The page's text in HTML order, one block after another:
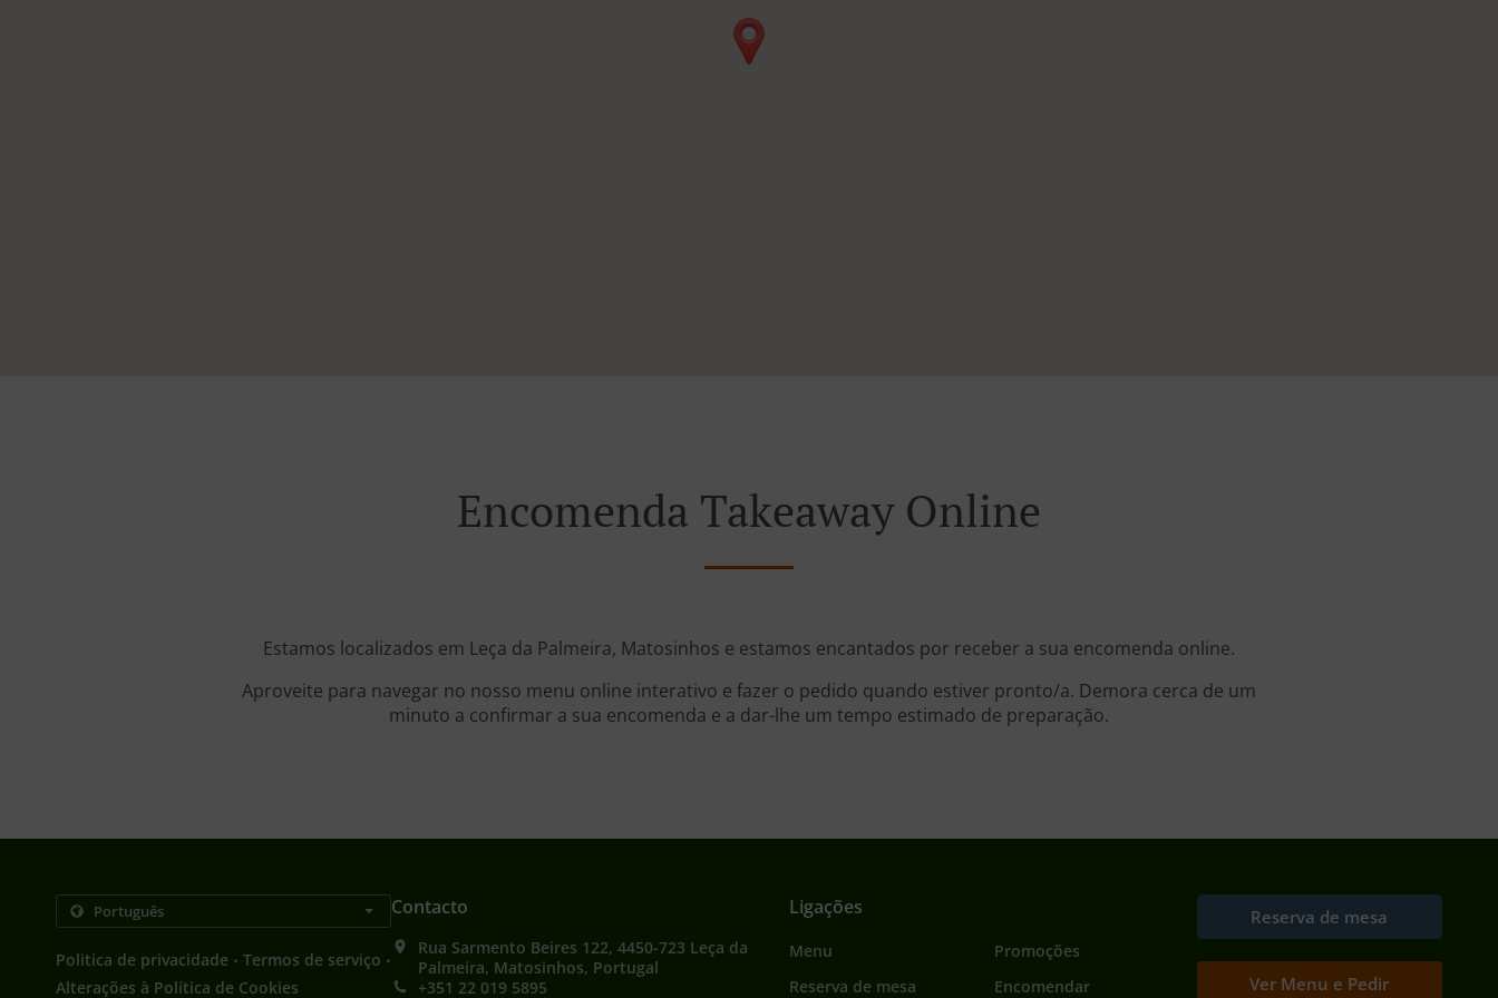
Encomenda Takeaway Online
Estamos localizados em Leça da Palmeira, Matosinhos e estamos encantados por receber a sua encomenda online.
Aproveite para navegar no nosso menu online interativo e fazer o pedido quando estiver pronto/a. Demora cerca de um
minuto a confirmar a sua encomenda e a dar-lhe um tempo estimado de preparação.
Politica de privacidade . Termos de serviço .
Alterações à Política de Cookies
Contacto
Rua Sarmento Beires 122, 4450-723 Leça da
Palmeira, Matosinhos, Portugal
+351 22 019 5895
Ligações
Menu
Promoções
Reserva de mesa
Encomendar
Reserva de mesa
Ver Menu e Pedir